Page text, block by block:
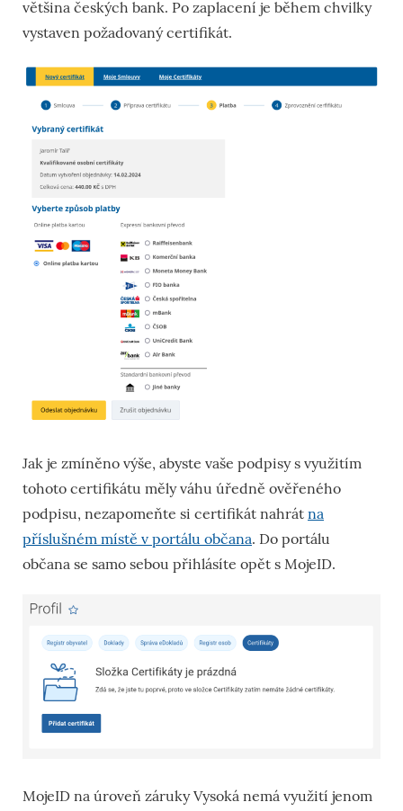
většina českých bank. Po zaplacení je během chvilky
vystaven požadovaný certifikát.
Jak je zmíněno výše, abyste vaše podpisy s využitím
tohoto certifikátu měly váhu úředně ověřeného
podpisu, nezapomeňte si certifikát nahrát na
příslušném místě v portálu občana. Do portálu
občana se samo sebou přihlásíte opět s MojeID.
MojeID na úroveň záruky Vysoká nemá využití jenom